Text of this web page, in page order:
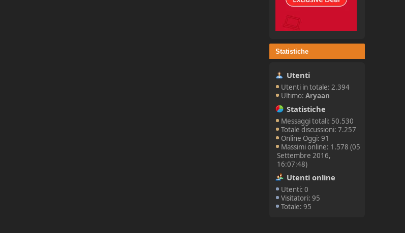
Statistiche
Utenti
Utenti in totale: 2.394
Ultimo:Aryaan
Statistiche
Messaggi totali: 50.530
Totale discussioni: 7.257
Online Oggi: 91
Massimi online: 1.578 (05
Settembre 2016,
16:07:48)
Utenti online
Utenti: 0
Visitatori: 95
Totale: 95